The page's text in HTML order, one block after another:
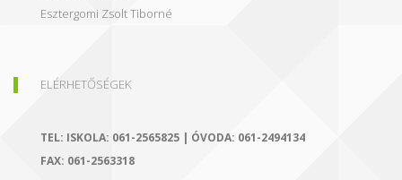
Esztergomi Zsolt Tiborné
ELÉRHETŐSÉGEK
TEL: ISKOLA: 061-2565825 | ÓVODA: 061-2494134
FAX: 061-2563318